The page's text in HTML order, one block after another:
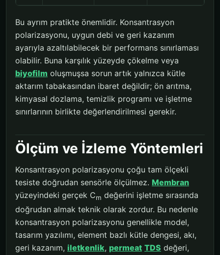
Bu ayrım pratikte önemlidir. Konsantrasyon
polarizasyonu, uygun debi ve geri kazanım
ayarıyla azaltılabilecek bir performans sınırlaması
olabilir. Buna karşılık yüzeyde çökelme veya
biyofilm oluşmuşsa sorun artık yalnızca kütle
aktarım tabakasından ibaret değildir; ön arıtma,
kimyasal dozlama, temizlik programı ve işletme
sınırlarının birlikte değerlendirilmesi gerekir.
Ölçüm ve İzleme Yöntemleri
Konsantrasyon polarizasyonu çoğu tam ölçekli
tesiste doğrudan sensörle ölçülmez. Membran
yüzeyindeki gerçek Cm değerini işletme sırasında
doğrudan almak teknik olarak zordur. Bu nedenle
konsantrasyon polarizasyonu genellikle model,
tasarım yazılımı, element bazlı kütle dengesi, akı,
geri kazanım, iletkenlik, permeat TDS değeri,